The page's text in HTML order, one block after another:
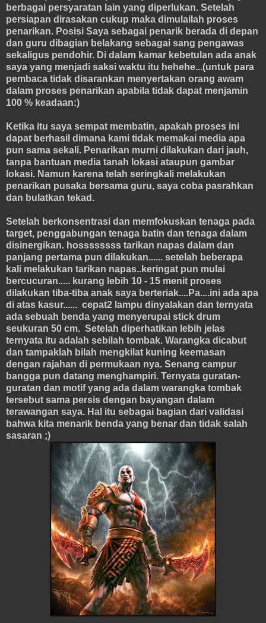
berbagai persyaratan lain yang diperlukan. Setelah
persiapan dirasakan cukup maka dimulailah proses
penarikan. Posisi Saya sebagai penarik berada di depan
dan guru dibagian belakang sebagai sang pengawas
sekaligus pendohir. Di dalam kamar kebetulan ada anak
saya yang menjadi saksi waktu itu hehehe...(untuk para
pembaca tidak disarankan menyertakan orang awam
dalam proses penarikan apabila tidak dapat menjamin
100 % keadaan:)
Ketika itu saya sempat membatin, apakah proses ini
dapat berhasil dimana kami tidak memakai media apa
pun sama sekali. Penarikan murni dilakukan dari jauh,
tanpa bantuan media tanah lokasi ataupun gambar
lokasi. Namun karena telah seringkali melakukan
penarikan pusaka bersama guru, saya coba pasrahkan
dan bulatkan tekad.
Setelah berkonsentrasi dan memfokuskan tenaga pada
target, penggabungan tenaga batin dan tenaga dalam
disinergikan. hossssssss tarikan napas dalam dan
panjang pertama pun dilakukan...... setelah beberapa
kali melakukan tarikan napas..keringat pun mulai
bercucuran..... kurang lebih 10 - 15 menit proses
dilakukan tiba-tiba anak saya berteriak....Pa....ini ada apa
di atas kasur...... cepat2 lampu dinyalakan dan ternyata
ada sebuah benda yang menyerupai stick drum
seukuran 50 cm. Setelah diperhatikan lebih jelas
ternyata itu adalah sebilah tombak. Warangka dicabut
dan tampaklah bilah mengkilat kuning keemasan
dengan rajahan di permukaan nya. Senang campur
bangga pun datang menghampiri. Ternyata guratan-
guratan dan motif yang ada dalam warangka tombak
tersebut sama persis dengan bayangan dalam
terawangan saya. Hal itu sebagai bagian dari validasi
bahwa kita menarik benda yang benar dan tidak salah
sasaran ;)